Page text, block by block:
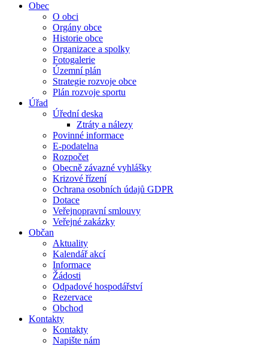
Obec
O obci
Orgány obce
Historie obce
Organizace a spolky
Fotogalerie
Územní plán
Strategie rozvoje obce
Plán rozvoje sportu
Úřad
Úřední deska
Ztráty a nálezy
Povinné informace
E-podatelna
Rozpočet
Obecně závazné vyhlášky
Krizové řízení
Ochrana osobních údajů GDPR
Dotace
Veřejnopravní smlouvy
Veřejné zakázky
Občan
Aktuality
Kalendář akcí
Informace
Žádosti
Odpadové hospodářství
Rezervace
Obchod
Kontakty
Kontakty
Napište nám